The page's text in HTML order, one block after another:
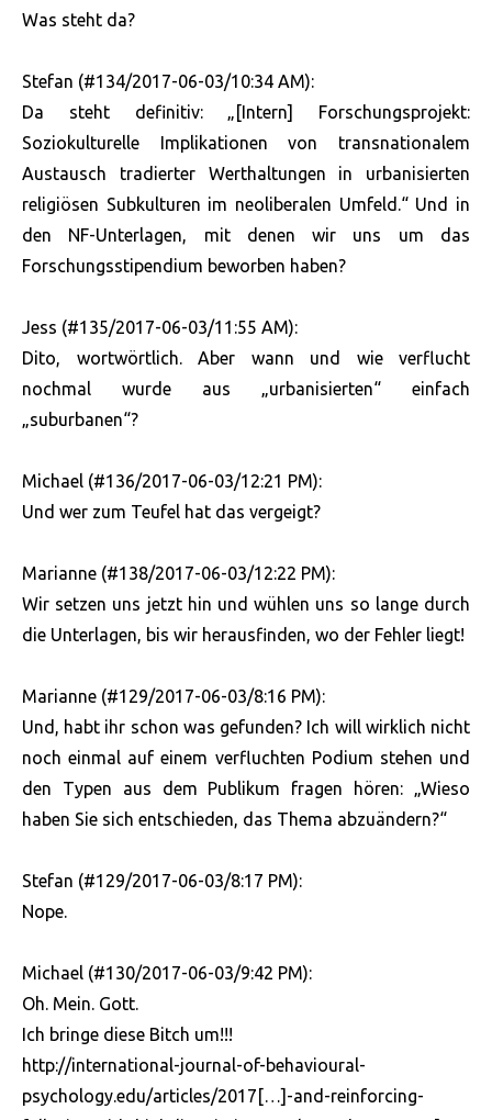
Was steht da?
Stefan (#134/2017-06-03/10:34 AM):
Da steht definitiv: „[Intern] Forschungsprojekt:
Soziokulturelle Implikationen von transnationalem
Austausch tradierter Werthaltungen in urbanisierten
religiösen Subkulturen im neoliberalen Umfeld.“ Und in
den NF-Unterlagen, mit denen wir uns um das
Forschungsstipendium beworben haben?
Jess (#135/2017-06-03/11:55 AM):
Dito, wortwörtlich. Aber wann und wie verflucht
nochmal wurde aus „urbanisierten“ einfach
„suburbanen“?
Michael (#136/2017-06-03/12:21 PM):
Und wer zum Teufel hat das vergeigt?
Marianne (#138/2017-06-03/12:22 PM):
Wir setzen uns jetzt hin und wühlen uns so lange durch
die Unterlagen, bis wir herausfinden, wo der Fehler liegt!
Marianne (#129/2017-06-03/8:16 PM):
Und, habt ihr schon was gefunden? Ich will wirklich nicht
noch einmal auf einem verfluchten Podium stehen und
den Typen aus dem Publikum fragen hören: „Wieso
haben Sie sich entschieden, das Thema abzuändern?“
Stefan (#129/2017-06-03/8:17 PM):
Nope.
Michael (#130/2017-06-03/9:42 PM):
Oh. Mein. Gott.
Ich bringe diese Bitch um!!!
http://international-journal-of-behavioural-
psychology.edu/articles/2017[…]-and-reinforcing-